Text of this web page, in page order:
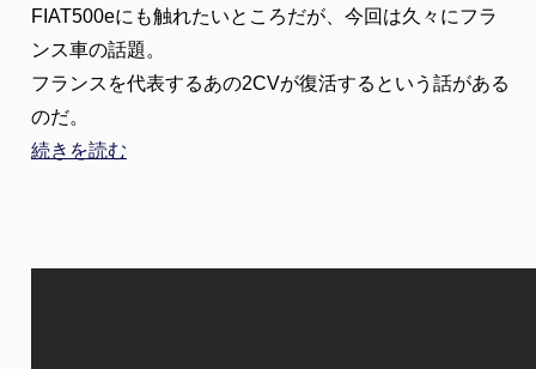
FIAT500eにも触れたいところだが、今回は久々にフラ
ンス車の話題。
フランスを代表するあの2CVが復活するという話がある
のだ。
続きを読む